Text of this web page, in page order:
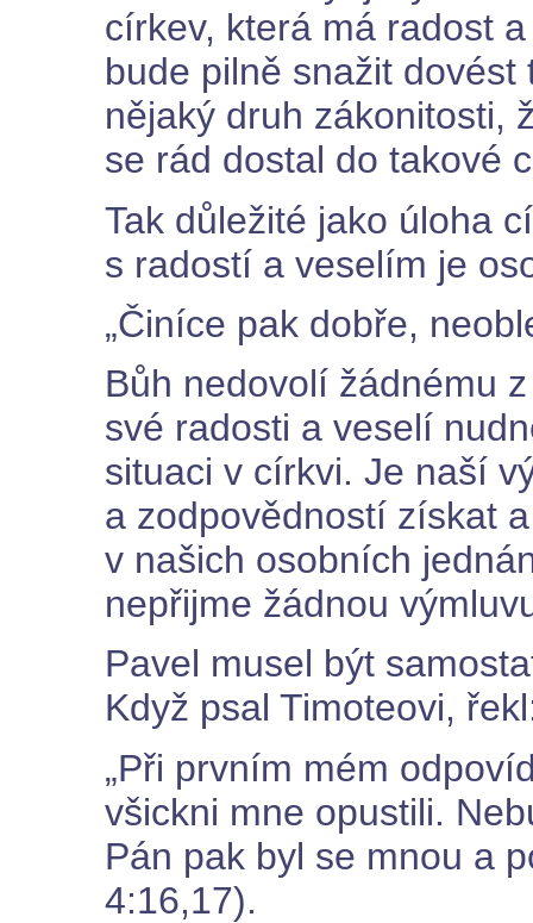
církev, která má radost
bude pilně snažit
nějaký druh zákonitosti,
se rád dostal do takové
Tak důležité jako úloha
s radostí a veselím je
„Činíce pak dobře,
Bůh nedovolí žádnému
své radosti a veselí
situaci v církvi. Je naší
a zodpovědností získat
v našich osobních
nepřijme žádnou
Pavel musel být
Když psal Timoteovi,
„Při prvním mém
všickni mne opustili.
Pán pak byl se mnou a
4:16,17).